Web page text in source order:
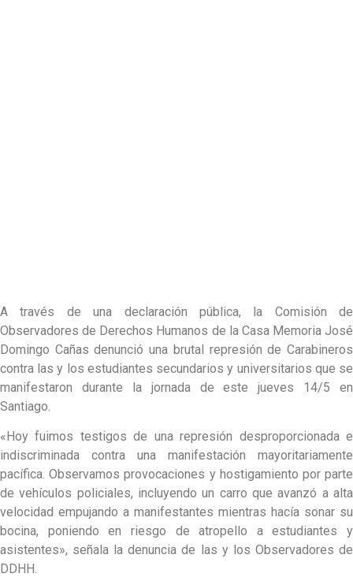
A través de una declaración pública, la Comisión de
Observadores de Derechos Humanos de la Casa Memoria José
Domingo Cañas denunció una brutal represión de Carabineros
contra las y los estudiantes secundarios y universitarios que se
manifestaron durante la jornada de este jueves 14/5 en
Santiago.
«Hoy fuimos testigos de una represión desproporcionada e
indiscriminada contra una manifestación mayoritariamente
pacífica. Observamos provocaciones y hostigamiento por parte
de vehículos policiales, incluyendo un carro que avanzó a alta
velocidad empujando a manifestantes mientras hacía sonar su
bocina, poniendo en riesgo de atropello a estudiantes y
asistentes», señala la denuncia de las y los Observadores de
DDHH.